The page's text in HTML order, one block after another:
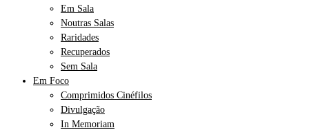
Em Sala
Noutras Salas
Raridades
Recuperados
Sem Sala
Em Foco
Comprimidos Cinéfilos
Divulgação
In Memoriam